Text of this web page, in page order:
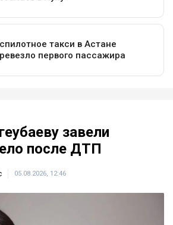
завели
после ДТП
05.08.2026, 12:46